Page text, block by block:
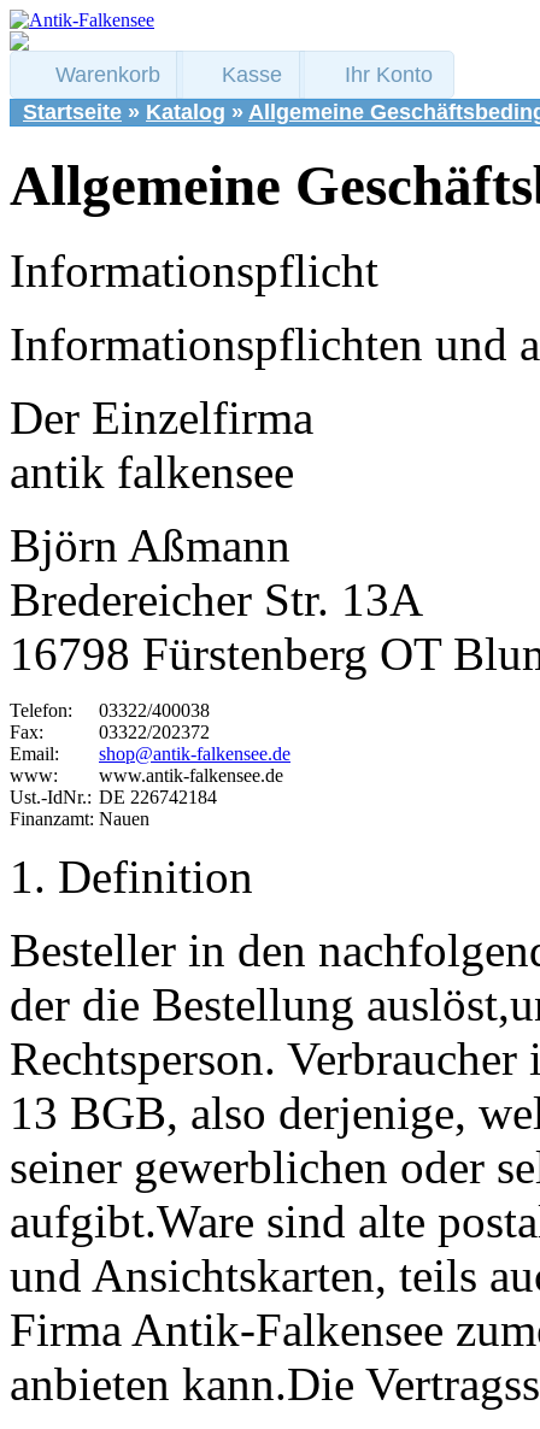
Warenkorb Kasse
Ihr Konto
Startseite » Katalog » Allgemeine
Allgemeine
Informationspflicht
Informationspflichten und
Der Einzelfirma
antik falkensee
Björn Aßmann
Bredereicher Str. 13A
16798 Fürstenberg OT
Telefon:
03322/400038
Fax:
03322/202372
Email:
shop@antik-falkensee.de
www:
www.antik-falkensee.de
Ust.-IdNr.: DE 226742184
Finanzamt: Nauen
1. Definition
Besteller in den
der die Bestellung
Rechtsperson.
13 BGB, also derjenige,
seiner gewerblichen oder
aufgibt.Ware sind alte
und Ansichtskarten, teils
Firma Antik-Falkensee
anbieten kann.Die